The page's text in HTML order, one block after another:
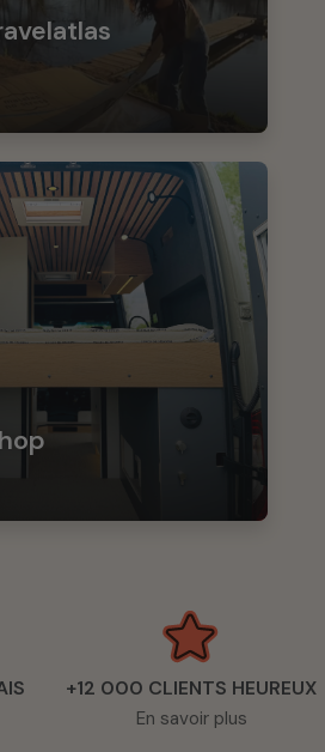
+12 000 CLIENTS HEUREUX
En savoir plus